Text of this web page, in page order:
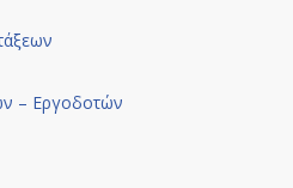
– Εργοδοτών